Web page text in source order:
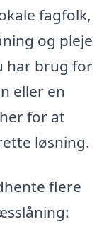
fagfolk,
og pleje
har brug for
eller en
for at
løsning.
flere